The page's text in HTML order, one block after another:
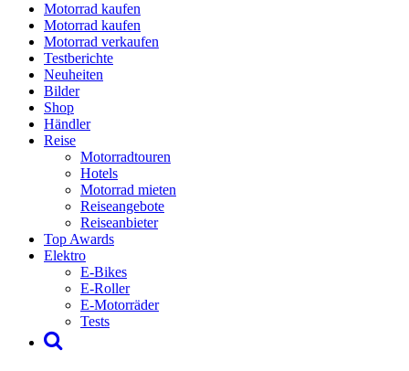
Motorrad kaufen
Motorrad kaufen
Motorrad verkaufen
Testberichte
Neuheiten
Bilder
Shop
Händler
Reise
Motorradtouren
Hotels
Motorrad mieten
Reiseangebote
Reiseanbieter
Top Awards
Elektro
E-Bikes
E-Roller
E-Motorräder
Tests